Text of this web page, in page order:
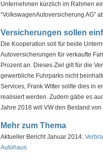
Unternehmen kürzlich im Rahmen
“VolkswagenAutoversicherung AG”
Versicherungen sollen
Die Kooperation soll für beide
Autoversicherungen für verkaufte
Prozent an. Dieses Ziel gilt für die
gewerbliche Fuhrparks nicht
Services, Frank Witter sollte dies in
realisiert werden. Zudem gäbe es
Jahre 2018 will VW den Bestand
Mehr zum Thema
Aktueller Bericht Januar 2014:
Autohaus